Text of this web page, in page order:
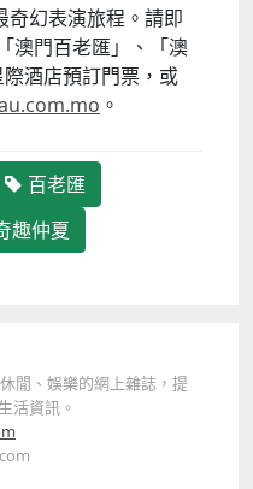
奇幻表演旅程。請即
澳門百老匯」、「澳
酒店預訂門票，或
。
百老匯
趣仲夏
閒、娛樂的網上雜誌，提
活資訊。